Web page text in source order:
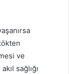
ve
sağlığı